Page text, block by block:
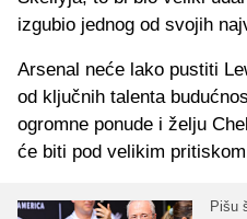
izgubio jednog od svojih
Arsenal neće lako pustiti
od ključnih talenta
ogromne ponude i želju
će biti pod velikim
Pišu